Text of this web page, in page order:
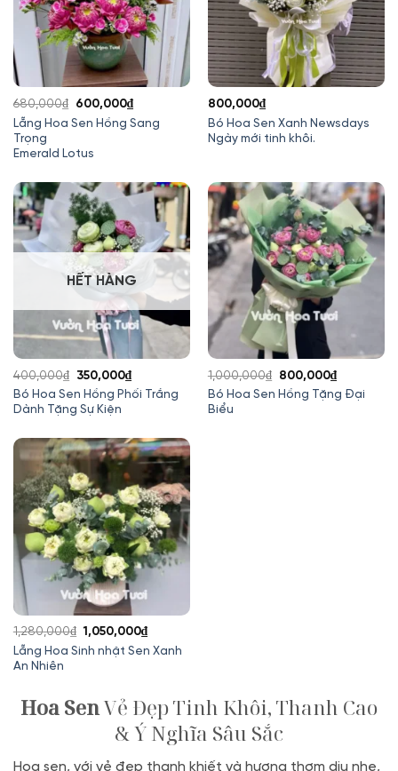
Lẵng Hoa Sen Hồng Sang
Trọng
Emerald Lotus
680,000₫
Giá
gốc
680,000₫.
600,000₫Giá
hiện
Bó Hoa Sen Xanh Newsdays
Ngày mới tinh khôi.
800,000₫
HẾT HÀNG
Bó Hoa Sen Hồng Phối Trắng
Dành Tặng Sự Kiện
400,000₫
Giá
gốc
là:
350,000₫Giá
hiện
350,000₫.
Bó Hoa Sen Hồng Tặng Đại
Biểu
1,000,000₫
Giá
gốc
800,000₫Giá
hiện
Lẵng Hoa Sinh nhật Sen Xanh
An Nhiên
1,280,000₫ Giá
gốc
1,050,000₫Giá
hiện
1,050,000₫.
Hoa SenVẻ Đẹp Tinh Khôi, Thanh Cao
& Ý Nghĩa Sâu Sắc
Hoa sen, với vẻ đẹp thanh khiết và hương thơm dịu nhẹ,